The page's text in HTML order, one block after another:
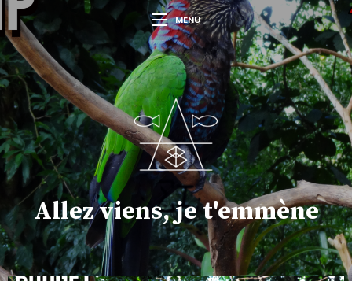
MENU
Allez viens, je t'emmène